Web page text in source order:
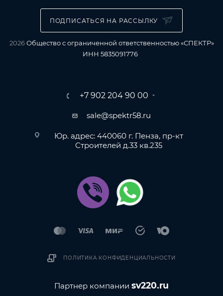
ПОДПИСАТЬСЯ НА РАССЫЛКУ
2026Общество с ограниченной ответственностью «СПЕКТР»
ИНН 5835091776
+7 902 204 90 00
sale@spektr58.ru
Юр. адрес: 440060 г. Пенза, пр-кт
Строителей д.33 кв.235
ПОЛИТИКА КОНФИДЕНЦИАЛЬНОСТИ
Партнер компании sv220.ru